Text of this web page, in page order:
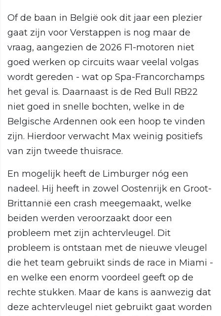
Of de baan in België ook dit jaar een plezier
gaat zijn voor Verstappen is nog maar de
vraag, aangezien de 2026 F1-motoren niet
goed werken op circuits waar veelal volgas
wordt gereden - wat op Spa-Francorchamps
het geval is. Daarnaast is de Red Bull RB22
niet goed in snelle bochten, welke in de
Belgische Ardennen ook een hoop te vinden
zijn. Hierdoor verwacht Max weinig positiefs
van zijn tweede thuisrace.
En mogelijk heeft de Limburger nóg een
nadeel. Hij heeft in zowel Oostenrijk en Groot-
Brittannië een crash meegemaakt, welke
beiden werden veroorzaakt door een
probleem met zijn achtervleugel. Dit
probleem is ontstaan met de nieuwe vleugel
die het team gebruikt sinds de race in Miami -
en welke een enorm voordeel geeft op de
rechte stukken. Maar de kans is aanwezig dat
deze achtervleugel niet gebruikt gaat worden